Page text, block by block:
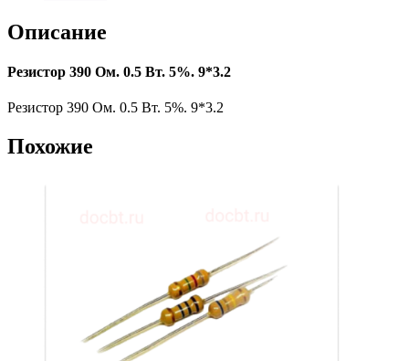
Вт.
5%.
Описание
Резистор 390 Ом. 0.5 Вт. 5%. 9*3.2
Резистор 390 Ом. 0.5 Вт. 5%. 9*3.2
Похожие